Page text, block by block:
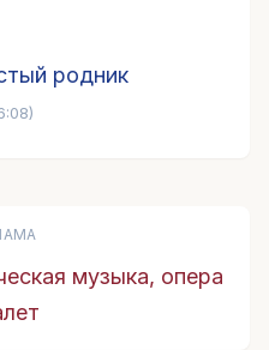
родник
музыка, опера